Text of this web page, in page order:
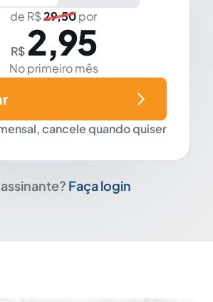
de R$29,50por
R$ 2,95
No primeiro mês
cancele quando quiser
assinante? Faça login